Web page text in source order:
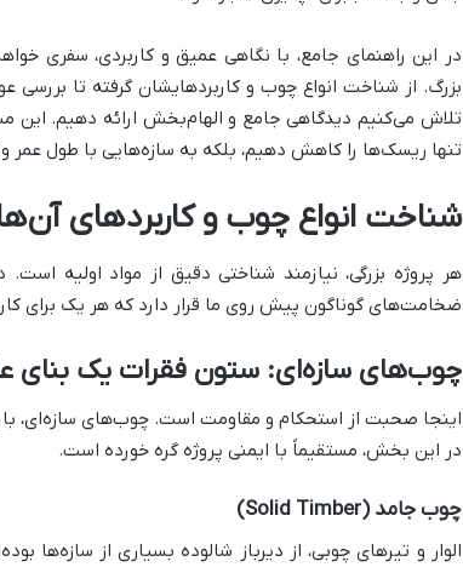
در این راهنمای جامع، با نگاهی عمیق و کاربردی، سفری
بزرگ. از شناخت انواع چوب و کاربردهایشان گرفته تا بررسی
تلاش می‌کنیم دیدگاهی جامع و الهام‌بخش ارائه دهیم. این
تنها ریسک‌ها را کاهش دهیم، بلکه به سازه‌هایی با طول عمر
شناخت انواع چوب و کاربردهای
هر پروژه بزرگی، نیازمند شناختی دقیق از مواد اولیه
ضخامت‌های گوناگون پیش روی ما قرار دارد که هر یک برای
چوب‌های سازه‌ای: ستون فقرات یک بنای
اینجا صحبت از استحکام و مقاومت است. چوب‌های سازه‌ای،
در این بخش، مستقیماً با ایمنی پروژه گره خورده است.
چوب جامد (Solid Timber)
الوار و تیرهای چوبی، از دیرباز شالوده بسیاری از